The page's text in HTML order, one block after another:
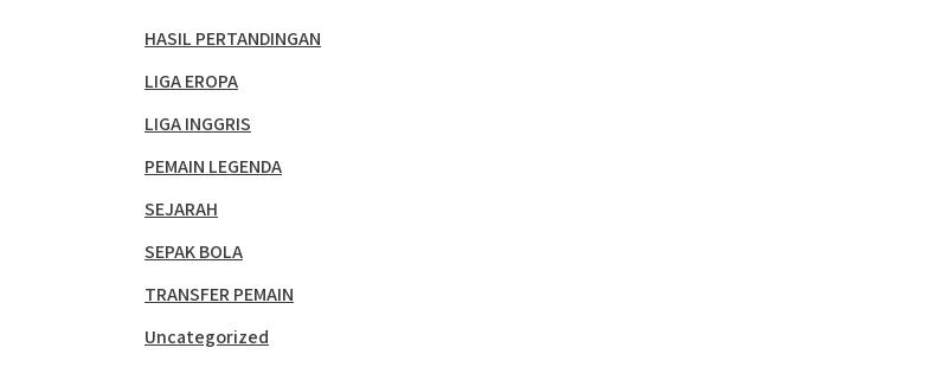
HASIL PERTANDINGAN
LIGA EROPA
LIGA INGGRIS
PEMAIN LEGENDA
SEJARAH
SEPAK BOLA
TRANSFER PEMAIN
Uncategorized